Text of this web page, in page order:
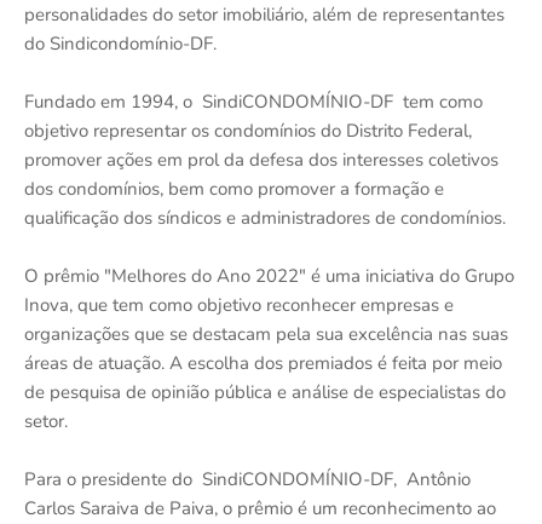
personalidades do setor imobiliário, além de representantes
do Sindicondomínio-DF.
Fundado em 1994, o SindiCONDOMÍNIO-DF tem como
objetivo representar os condomínios do Distrito Federal,
promover ações em prol da defesa dos interesses coletivos
dos condomínios, bem como promover a formação e
qualificação dos síndicos e administradores de condomínios.
O prêmio "Melhores do Ano 2022" é uma iniciativa do Grupo
Inova, que tem como objetivo reconhecer empresas e
organizações que se destacam pela sua excelência nas suas
áreas de atuação. A escolha dos premiados é feita por meio
de pesquisa de opinião pública e análise de especialistas do
setor.
Para o presidente do SindiCONDOMÍNIO-DF, Antônio
Carlos Saraiva de Paiva, o prêmio é um reconhecimento ao